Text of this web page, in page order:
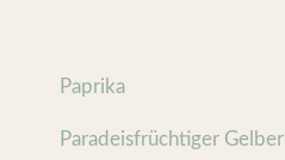
Paprika
Paradeisfrüchtiger Gelber